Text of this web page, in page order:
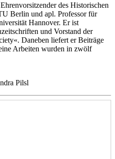
des Historischen
Berlin und apl. Professor für
Hannover. Er ist
und Vorstand der
Daneben liefert er Beiträge
Arbeiten wurden in zwölf
Pilsl